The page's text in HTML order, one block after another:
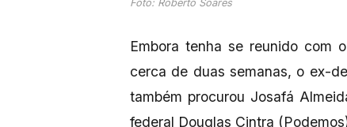
Foto: Roberto Soares
Embora tenha se reunido com
cerca de duas semanas, o ex-
também procurou Josafá
federal Douglas Cintra